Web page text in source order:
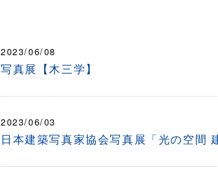
2023/06/08
写真展【木三学】
2023/06/03
日本建築写真家協会写真展「光の空